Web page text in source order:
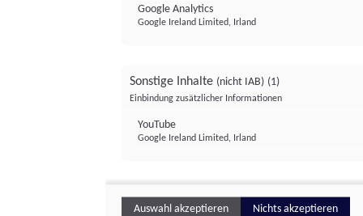
Google Analytics
Google Ireland Limited, Irland
Sonstige Inhalte (nicht IAB) (1)
Einbindung zusätzlicher Informationen
YouTube
Google Ireland Limited, Irland
Auswahl akzeptieren Nichts akzeptieren